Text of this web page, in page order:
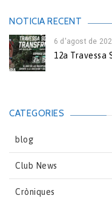
NOTICIA RECENT
6 d'agost de
12a Travessa
CATEGORIES
blog
Club News
Cròniques